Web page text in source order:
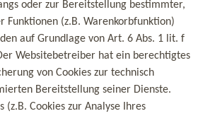
oder zur Bereitstellung bestimmter,
Funktionen (z.B. Warenkorbfunktion)
auf Grundlage von Art. 6 Abs. 1 lit. f
Websitebetreiber hat ein berechtigtes
von Cookies zur technisch
Bereitstellung seiner Dienste.
(z.B. Cookies zur Analyse Ihres